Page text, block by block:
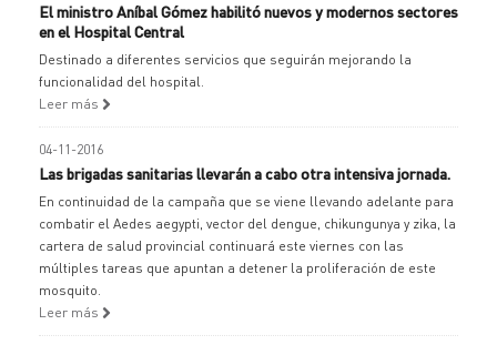
El ministro Aníbal Gómez habilitó nuevos y modernos sectores
en el Hospital Central
Destinado a diferentes servicios que seguirán mejorando la
funcionalidad del hospital.
Leer más
04-11-2016
Las brigadas sanitarias llevarán a cabo otra intensiva jornada.
En continuidad de la campaña que se viene llevando adelante para
combatir el Aedes aegypti, vector del dengue, chikungunya y zika, la
cartera de salud provincial continuará este viernes con las
múltiples tareas que apuntan a detener la proliferación de este
mosquito.
Leer más